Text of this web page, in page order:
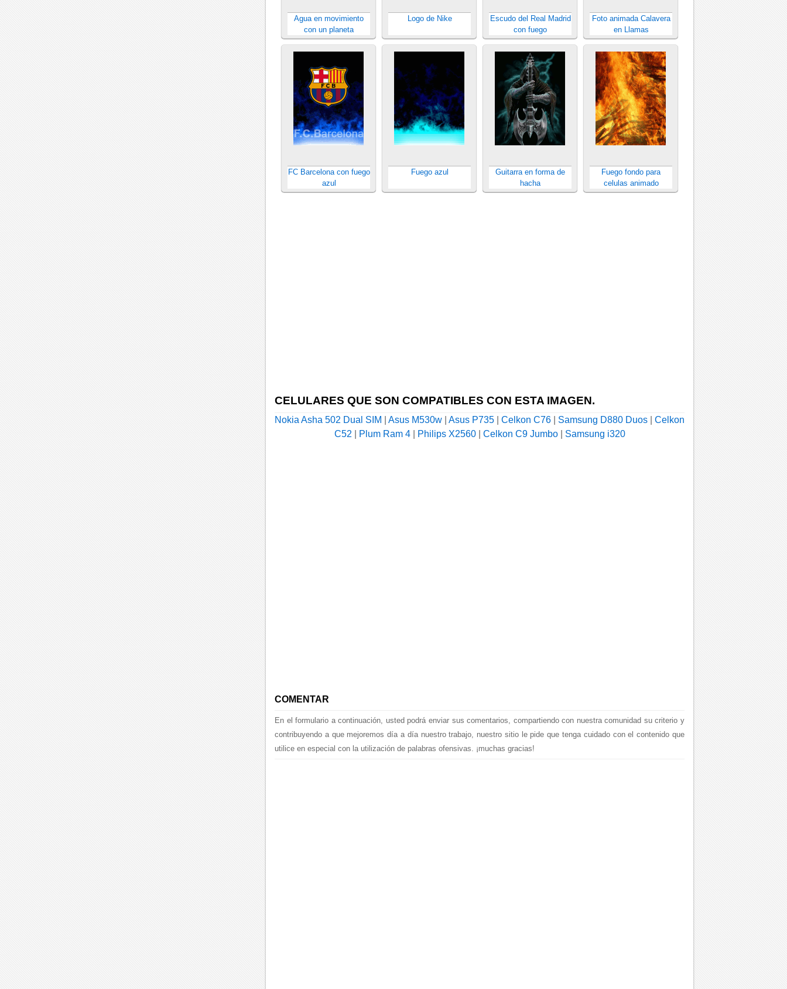
Agua en movimiento
con un planeta
Logo de Nike
Escudo del Real Madrid
con fuego
Foto animada Calavera
en Llamas
FC Barcelona con fuego
azul
Fuego azul
Guitarra en forma de
hacha
Fuego fondo para
celulas animado
CELULARES QUE SON COMPATIBLES CON ESTA IMAGEN.
Nokia Asha 502 Dual SIM Asus M530w Asus P735 Celkon C76 Samsung D880 Duos
Celkon
C52
Plum Ram 4| Philips X2560| Celkon C9 Jumbo| Samsung i320
COMENTAR
En el formulario a continuación, usted podrá enviar sus comentarios, compartiendo con nuestra comunidad su criterio y
contribuyendo a que mejoremos día a día nuestro trabajo, nuestro sitio le pide que tenga cuidado con el contenido que
utilice en especial con la utilización de palabras ofensivas. ¡muchas gracias!